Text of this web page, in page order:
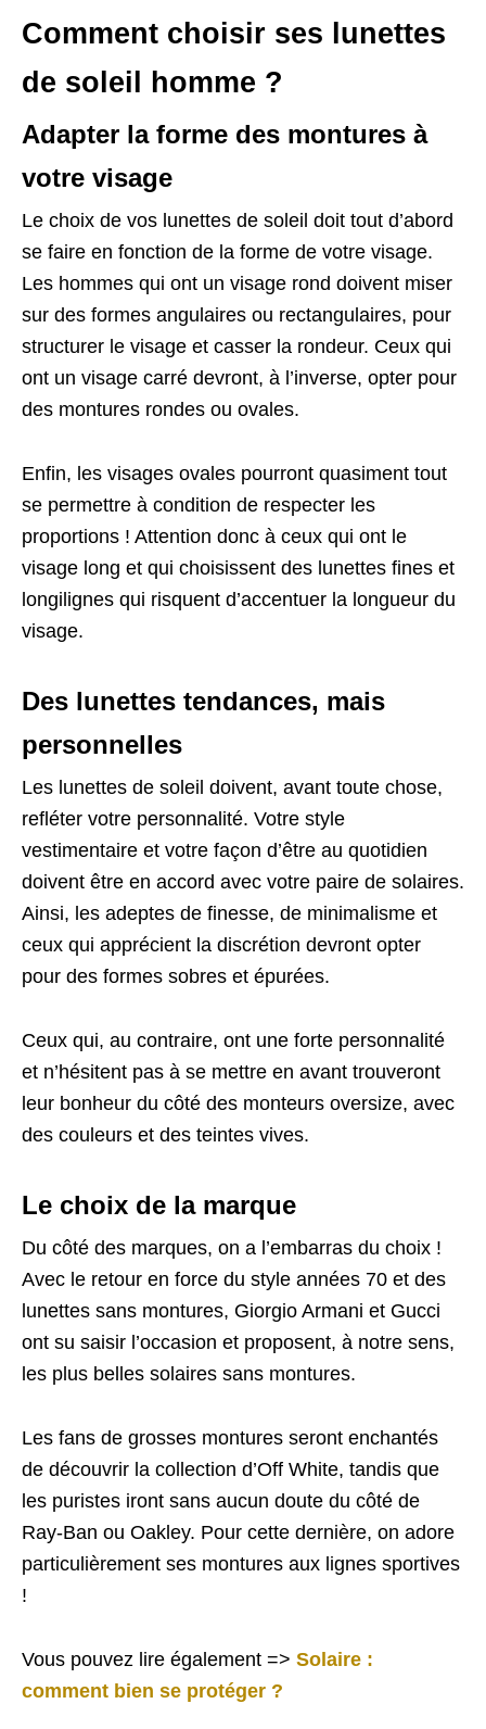
Comment choisir ses lunettes
de soleil homme ?
Adapter la forme des montures à
votre visage
Le choix de vos lunettes de soleil doit tout d’abord
se faire en fonction de la forme de votre visage.
Les hommes qui ont un visage rond doivent miser
sur des formes angulaires ou rectangulaires, pour
structurer le visage et casser la rondeur. Ceux qui
ont un visage carré devront, à l’inverse, opter pour
des montures rondes ou ovales.
Enfin, les visages ovales pourront quasiment tout
se permettre à condition de respecter les
proportions ! Attention donc à ceux qui ont le
visage long et qui choisissent des lunettes fines et
longilignes qui risquent d’accentuer la longueur du
visage.
Des lunettes tendances, mais
personnelles
Les lunettes de soleil doivent, avant toute chose,
refléter votre personnalité. Votre style
vestimentaire et votre façon d’être au quotidien
doivent être en accord avec votre paire de solaires.
Ainsi, les adeptes de finesse, de minimalisme et
ceux qui apprécient la discrétion devront opter
pour des formes sobres et épurées.
Ceux qui, au contraire, ont une forte personnalité
et n’hésitent pas à se mettre en avant trouveront
leur bonheur du côté des monteurs oversize, avec
des couleurs et des teintes vives.
Le choix de la marque
Du côté des marques, on a l’embarras du choix !
Avec le retour en force du style années 70 et des
lunettes sans montures, Giorgio Armani et Gucci
ont su saisir l’occasion et proposent, à notre sens,
les plus belles solaires sans montures.
Les fans de grosses montures seront enchantés
de découvrir la collection d’Off White, tandis que
les puristes iront sans aucun doute du côté de
Ray-Ban ou Oakley. Pour cette dernière, on adore
particulièrement ses montures aux lignes sportives
!
Vous pouvez lire également => Solaire :
comment bien se protéger ?